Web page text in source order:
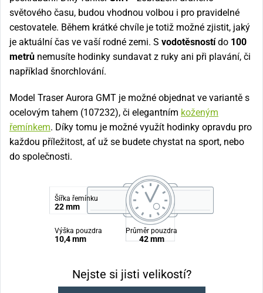
světového času, budou vhodnou volbou i pro pravidelné
cestovatele. Během krátké chvíle je totiž možné zjistit, jaký
je aktuální čas ve vaší rodné zemi. S vodotěsnostído 100
metrů nemusíte hodinky sundavat z ruky ani při plavání, či
například šnorchlování.
Model Traser Aurora GMT je možné objednat ve variantě s
ocelovým tahem (107232), či elegantním koženým
řemínkem. Díky tomu je možné využít hodinky opravdu pro
každou příležitost, ať už se budete chystat na sport, nebo
do společnosti.
Šířka řemínku
22 mm
Výška pouzdra
10,4 mm
Průměr pouzdra
42 mm
Nejste si jisti velikostí?